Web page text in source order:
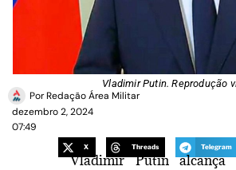
Vladimir Putin. Reprodução
PorRedação Área Militar
dezembro 2, 2024
07:49
X Threads Telegram
Vladimir Putin alcança